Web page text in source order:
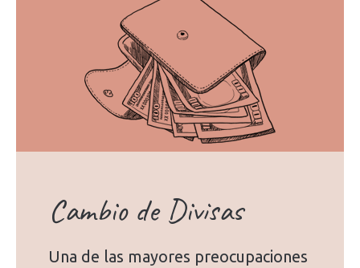
Cambio de Divisas
Una de las mayores preocupaciones